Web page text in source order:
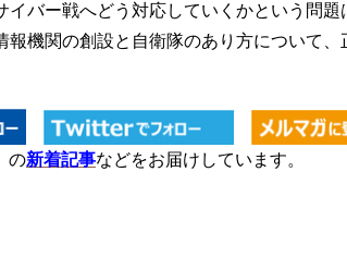
イバー戦へどう対応していくかという問
報機関の創設と自衛隊のあり方について
の新着記事などをお届けしています。